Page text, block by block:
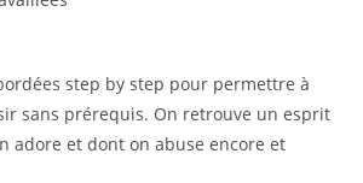
step by step pour permettre à
sans prérequis. On retrouve un esprit
adore et dont on abuse encore et